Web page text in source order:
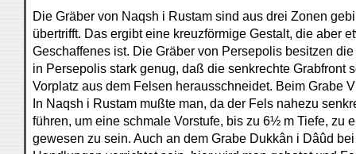
Die Gräber von Naqsh i Rustam sind aus drei Zonen
übertrifft. Das ergibt eine kreuzförmige Gestalt, die aber
Geschaffenes ist. Die Gräber von Persepolis besitzen
in Persepolis stark genug, daß die senkrechte
Vorplatz aus dem Felsen herausschneidet. Beim Grabe
In Naqsh i Rustam mußte man, da der Fels nahezu
führen, um eine schmale Vorstufe, bis zu 6½ m Tiefe, zu
gewesen zu sein. Auch an dem Grabe Dukkân i Dâûd